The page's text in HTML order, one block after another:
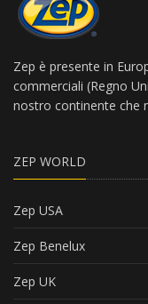
Zep è presente in
commerciali (Regno
nostro continente che
ZEP WORLD
Zep USA
Zep Benelux
Zep UK